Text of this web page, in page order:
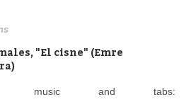
"El cisne" (Emre
music and tabs: